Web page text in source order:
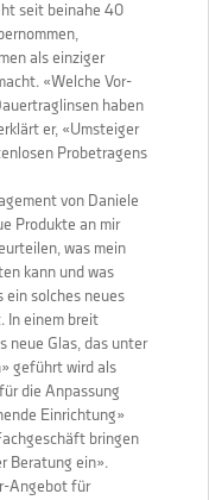
seit beinahe 40
als einziger
«Welche Vor-
haben
er, «Umsteiger
Probetragens
von Daniele
Produkte an mir
was mein
kann und was
solches neues
In einem breit
neue Glas, das unter
geführt wird als
die Anpassung
Einrichtung»
bringen
Beratung ein».
Angebot für